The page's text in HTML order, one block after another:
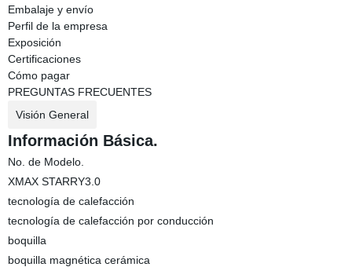
Embalaje y envío
Perfil de la empresa
Exposición
Certificaciones
Cómo pagar
PREGUNTAS FRECUENTES
Visión General
Información Básica.
No. de Modelo.
XMAX STARRY3.0
tecnología de calefacción
tecnología de calefacción por conducción
boquilla
boquilla magnética cerámica